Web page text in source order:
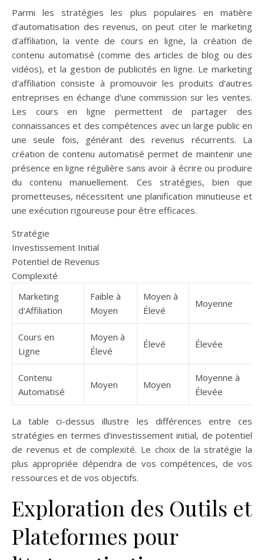
Parmi les stratégies les plus populaires en matière
d'automatisation des revenus, on peut citer le marketing
d'affiliation, la vente de cours en ligne, la création de
contenu automatisé (comme des articles de blog ou des
vidéos), et la gestion de publicités en ligne. Le marketing
d'affiliation consiste à promouvoir les produits d'autres
entreprises en échange d'une commission sur les ventes.
Les cours en ligne permettent de partager des
connaissances et des compétences avec un large public en
une seule fois, générant des revenus récurrents. La
création de contenu automatisé permet de maintenir une
présence en ligne régulière sans avoir à écrire ou produire
du contenu manuellement. Ces stratégies, bien que
prometteuses, nécessitent une planification minutieuse et
une exécution rigoureuse pour être efficaces.
Stratégie
Investissement Initial
Potentiel de Revenus
Complexité
Marketing
d'Affiliation
Faible à
Moyen
Moyen à
Élevé
Moyenne
Cours en
Ligne
Moyen à
Élevé
Élevé Élevée
Contenu
Automatisé
Moyen Moyen
Moyenne à
Élevée
La table ci-dessus illustre les différences entre ces
stratégies en termes d'investissement initial, de potentiel
de revenus et de complexité. Le choix de la stratégie la
plus appropriée dépendra de vos compétences, de vos
ressources et de vos objectifs.
Exploration des Outils et
Plateformes pour